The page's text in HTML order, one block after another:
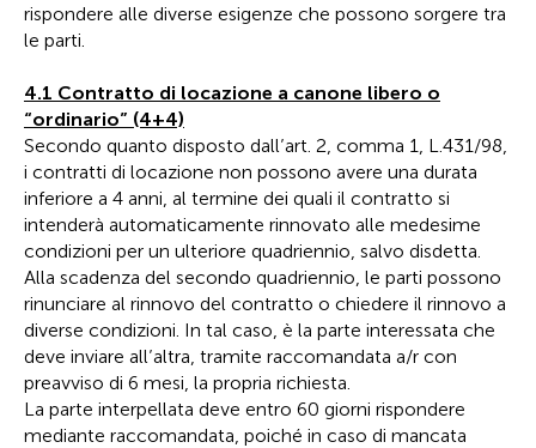
rispondere alle diverse esigenze che possono sorgere tra
le parti.
4.1 Contratto di locazione a canone libero o
“ordinario” (4+4)
Secondo quanto disposto dall’art. 2, comma 1, L.431/98,
i contratti di locazione non possono avere una durata
inferiore a 4 anni, al termine dei quali il contratto si
intenderà automaticamente rinnovato alle medesime
condizioni per un ulteriore quadriennio, salvo disdetta.
Alla scadenza del secondo quadriennio, le parti possono
rinunciare al rinnovo del contratto o chiedere il rinnovo a
diverse condizioni. In tal caso, è la parte interessata che
deve inviare all’altra, tramite raccomandata a/r con
preavviso di 6 mesi, la propria richiesta.
La parte interpellata deve entro 60 giorni rispondere
mediante raccomandata, poiché in caso di mancata